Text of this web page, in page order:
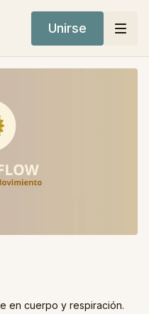
Unirse
en cuerpo y respiración.